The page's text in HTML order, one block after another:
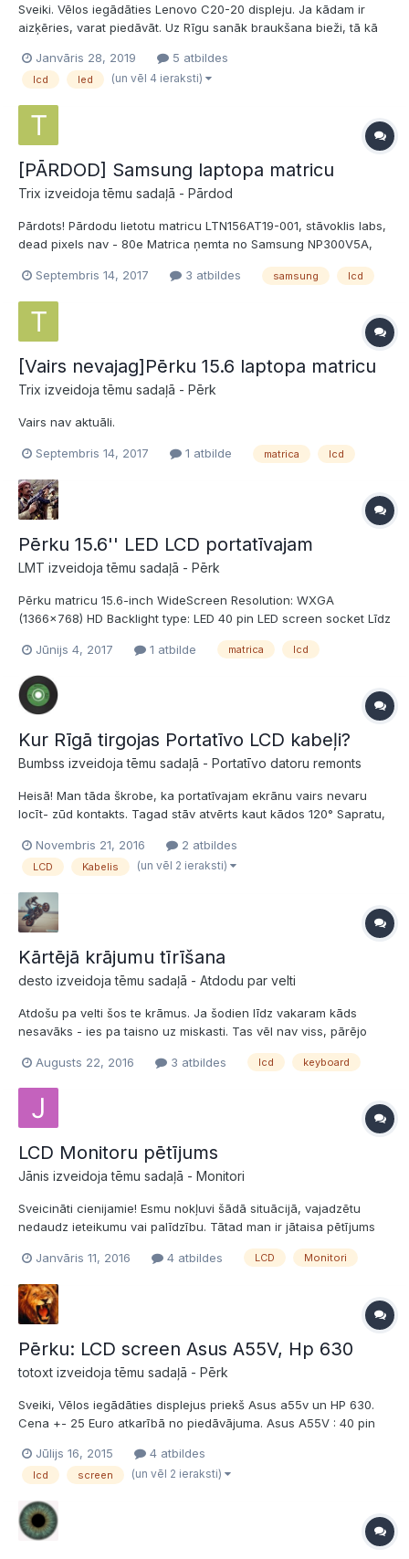
Sveiki. Vēlos iegādāties Lenovo C20-20 displeju. Ja kādam ir
aizķēries, varat piedāvāt. Uz Rīgu sanāk braukšana bieži, tā kā
naudiņas. Paldies
Janvāris 28, 2019 5 atbildes
lcd led (un vēl 4 ieraksti)
[PĀRDOD] Samsung laptopa matricu
Trix izveidoja tēmu sadaļā - Pārdod
Pārdots! Pārdodu lietotu matricu LTN156AT19-001, stāvoklis labs,
dead pixels nav - 80e Matrica ņemta no Samsung NP300V5A,
Purvciems - Centrs - Imanta
Septembris 14, 2017 3 atbildes samsung lcd
[Vairs nevajag]Pērku 15.6 laptopa matricu
Trix izveidoja tēmu sadaļā - Pērk
Vairs nav aktuāli.
Septembris 14, 2017 1 atbilde matrica lcd
Pērku 15.6'' LED LCD portatīvajam
LMT izveidoja tēmu sadaļā - Pērk
Pērku matricu 15.6-inch WideScreen Resolution: WXGA
(1366x768) HD Backlight type: LED 40 pin LED screen socket Līdz
pārbaudīšu. Deal vislabāk veikšu Ogrē vai tās tuvumā, ja Rīgā,
tad tālāk par Ķengaragu nav...
Jūnijs 4, 2017 1 atbilde matrica lcd
Kur Rīgā tirgojas Portatīvo LCD kabeļi?
Bumbss izveidoja tēmu sadaļā - Portatīvo datoru remonts
Heisā! Man tāda škrobe, ka portatīvajam ekrānu vairs nevaru
locīt- zūd kontakts. Tagad stāv atvērts kaut kādos 120° Sapratu,
visdrīzāk arī esmu kādā vietā to pārlocījis. Vai Jums ir zināma
vieta Rīgā, kāds e-veikals vai...
Novembris 21, 2016 2 atbildes
LCD Kabelis (un vēl 2 ieraksti)
Kārtējā krājumu tīrīšana
desto izveidoja tēmu sadaļā - Atdodu par velti
Atdošu pa velti šos te krāmus. Ja šodien līdz vakaram kāds
nesavāks - ies pa taisno uz miskasti. Tas vēl nav viss, pārējo
datoriem(Lenovo, IBM, Acer, Compal, Fujitsu, etc.) Divas ccfl
matricas 15,6" un 14,1". Ejošas!!!
Augusts 22, 2016 3 atbildes lcd keyboard
LCD Monitoru pētījums
Jānis izveidoja tēmu sadaļā - Monitori
Sveicināti cienijamie! Esmu nokļuvi šādā situācijā, vajadzētu
nedaudz ieteikumu vai palīdzību. Tātad man ir jātaisa pētījums
jautājumiem: Pētījuma uzdevumi Pētījuma hipotēze un Pētījuma
metodes. Vai ir iespējams kādus resursus atrast par šo? Pa...
Janvāris 11, 2016 4 atbildes LCD Monitori
Pērku: LCD screen Asus A55V, Hp 630
totoxt izveidoja tēmu sadaļā - Pērk
Sveiki, Vēlos iegādāties displejus priekš Asus a55v un HP 630.
Cena +- 25 Euro atkarībā no piedāvājuma. Asus A55V : 40 pin
Hp 630: 15.6 LED BOTTOM LEFT WXGA HD 1366x768 Būtu
vēlama savākšana Rīgas rajonā. Paldies ! Tiešā...
Jūlijs 16, 2015 4 atbildes
lcd screen (un vēl 2 ieraksti)